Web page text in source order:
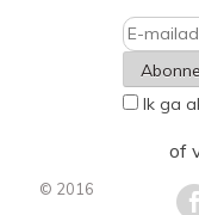
© 2016 - 2021. Alle
E-
Ik ga
of